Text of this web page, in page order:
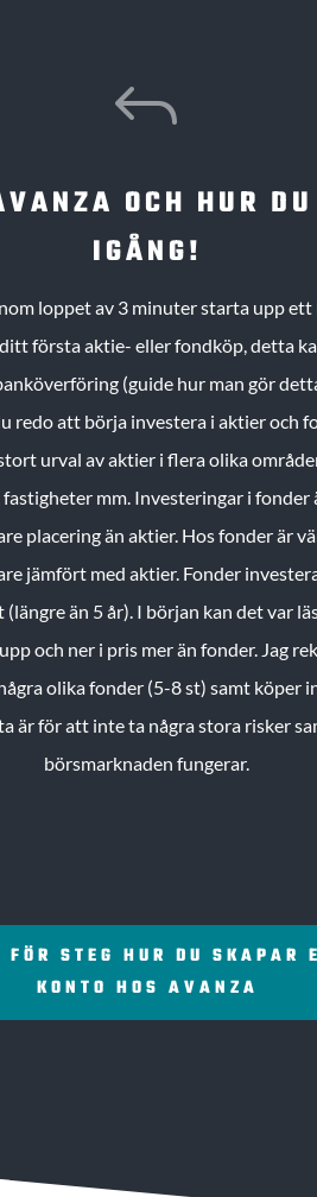
J
OCH HUR
IGÅNG!
loppet av 3 minuter starta upp
första aktie- eller fondköp, detta
(guide hur man gör
redo att börja investera i aktier och
urval av aktier i flera olika
mm. Investeringar i fonder
placering än aktier. Hos fonder är
jämfört med aktier. Fonder
(längre än 5 år). I början kan det var
och ner i pris mer än fonder. Jag
olika fonder (5-8 st) samt köper
är för att inte ta några stora risker
börsmarknaden fungerar.
FÖR STEG HUR DU SKAPAR
KONTO HOS AVANZA